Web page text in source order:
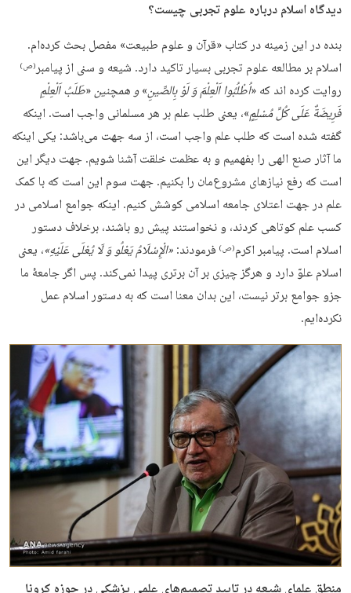
دیدگاه اسلام درباره علوم تجربی چیست؟
بنده در این زمینه در کتاب «قرآن و علوم طبیعت» مفصل بحث کرده‌ام.
اسلام بر مطالعه علوم تجربی بسیار تاکید دارد. شیعه و سنی از پیامبر(ص)
روایت کرده اند که «اُطْلُبُوا اَلْعِلْمَوَ لَوْبِالصِّینِ»و همچنین«طَلَبُ اَلْعِلْمِ
فَرِیضَةٌ عَلَی کُلِّ مُسْلِمٍ»، یعنی طلب علم بر هر مسلمانی واجب است. اینکه
گفته شده است که طلب علم واجب است، از سه جهت می‌باشد: یکی اینکه
ما آثار صنع الهی را بفهمیم و به عظمت خلقت آشنا شویم. جهت دیگر این
است که رفع نیازهای مشروع‌مان را بکنیم. جهت سوم این است که با کمک
علم در جهت اعتلای جامعه اسلامی کوشش کنیم. اینکه جوامع اسلامی در
کسب علم کوتاهی کردند، و نخواستند پیش رو باشند، برخلاف دستور
اسلام است. پیامبر اکرم(ص) فرمودند:«الْإِسْلَامُ یَعْلُووَلَایُعْلَیعَلَیْهِ»، یعنی
اسلام علوّ دارد و هرگز چیزی بر آن برتری پیدا نمی‌کند. پس اگر جامعۀ ما
جزو جوامع برتر نیست، این بدان معنا است که به دستور اسلام عمل
نکرده‌ایم.